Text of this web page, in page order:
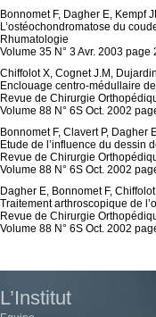
Bonnomet F, Dagher E, Kempf
L’ostéochondromatose du
Rhumatologie
Volume 35 N° 3 Avr. 2003 page
Chiffolot X, Cognet J.M,
Enclouage centro-médullaire
Revue de Chirurgie
Volume 88 N° 6S Oct. 2002
Bonnomet F, Clavert P, Dagher
Etude de l’influence du dessin
Revue de Chirurgie
Volume 88 N° 6S Oct. 2002
Dagher E, Bonnomet F,
Traitement arthroscopique de
Revue de Chirurgie
Volume 88 N° 6S Oct. 2002
L’Institut